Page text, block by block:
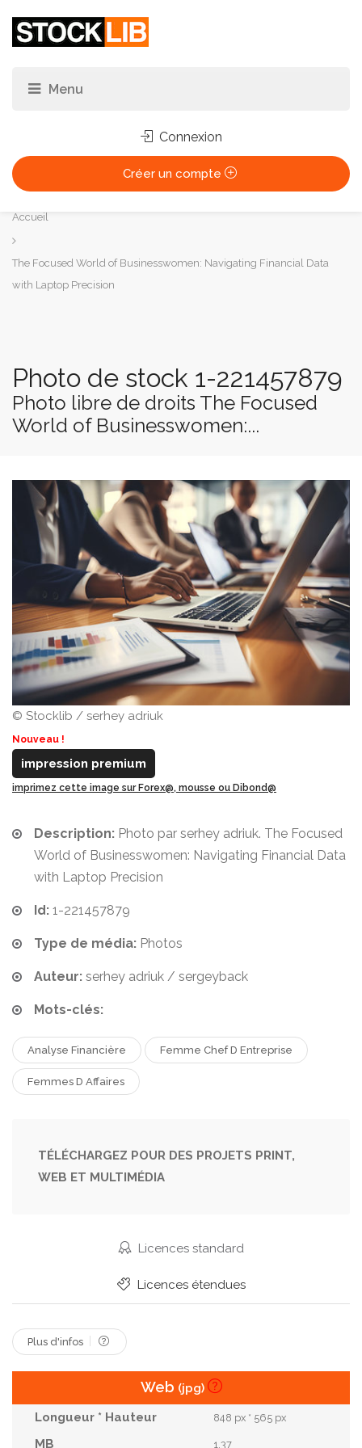
Connexion
Créer un compte
Vous
êtes
ici :
Accueil
The Focused World of Businesswomen: Navigating Financial Data
with Laptop Precision
Photo de stock 1-221457879
Photo libre de droits The Focused
World of Businesswomen:...
© Stocklib / serhey adriuk
Nouveau !
impression premium
imprimez cette image sur Forex@, mousse ou Dibond@
Description: Photo par serhey adriuk. The Focused
World of Businesswomen: Navigating Financial Data
with Laptop Precision
Id: 1-221457879
Type de média: Photos
Auteur: serhey adriuk / sergeyback
Mots-clés:
Analyse Financière Femme Chef D Entreprise
Femmes D Affaires
TÉLÉCHARGEZ POUR DES PROJETS PRINT,
WEB ET MULTIMÉDIA
Licences standard
Licences étendues
Plus d'infos
Web (jpg)
848 px * 565 px
1.37